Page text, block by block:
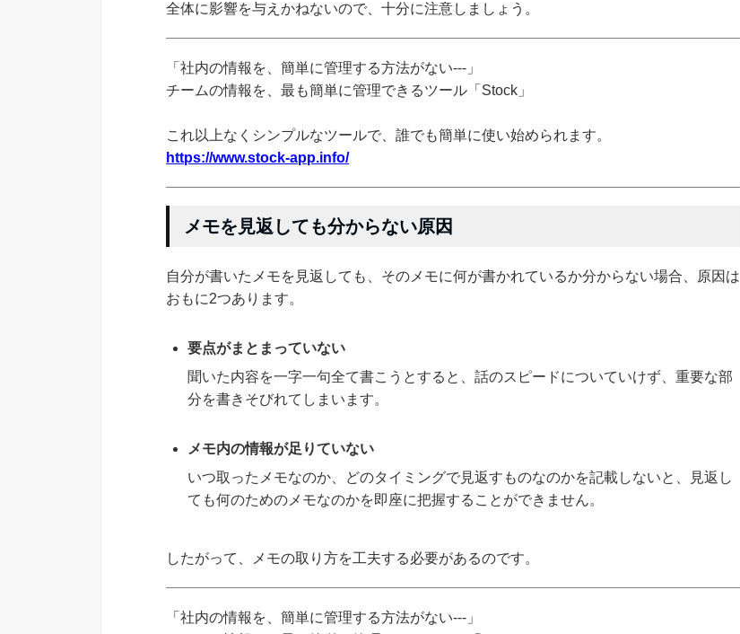
全体に影響を与えかねないので、十分に注意しましょう。
「社内の情報を、簡単に管理する方法がない---」
チームの情報を、最も簡単に管理できるツール「Stock」
これ以上なくシンプルなツールで、誰でも簡単に使い始められます。
https://www.stock-app.info/
メモを見返しても分からない原因
自分が書いたメモを見返しても、そのメモに何が書かれているか分からない場合、原因は
おもに2つあります。
要点がまとまっていない
聞いた内容を一字一句全て書こうとすると、話のスピードについていけず、重要な部
分を書きそびれてしまいます。
メモ内の情報が足りていない
いつ取ったメモなのか、どのタイミングで見返すものなのかを記載しないと、見返し
ても何のためのメモなのかを即座に把握することができません。
したがって、メモの取り方を工夫する必要があるのです。
「社内の情報を、簡単に管理する方法がない---」